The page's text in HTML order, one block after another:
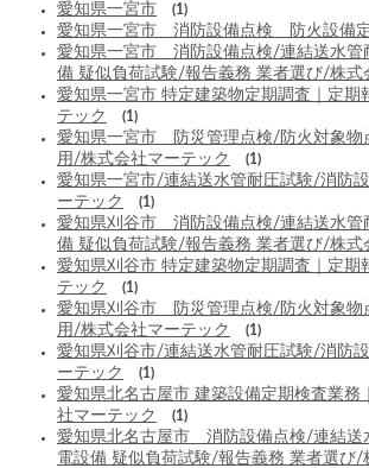
愛知県一宮市 (1)
愛知県一宮市 消防設備点検 防火設備
愛知県一宮市 消防設備点検/連結送水管
備 疑似負荷試験/報告義務 業者選び/株式
愛知県一宮市 特定建築物定期調査｜定期
テック
(1)
愛知県一宮市 防災管理点検/防火対象物
用/株式会社マーテック
(1)
愛知県一宮市/連結送水管耐圧試験/消防
ーテック
(1)
愛知県刈谷市 消防設備点検/連結送水管
備 疑似負荷試験/報告義務 業者選び/株式
愛知県刈谷市 特定建築物定期調査｜定期
テック
(1)
愛知県刈谷市 防災管理点検/防火対象物
用/株式会社マーテック
(1)
愛知県刈谷市/連結送水管耐圧試験/消防
ーテック
(1)
愛知県北名古屋市 建築設備定期検査業務
社マーテック
(1)
愛知県北名古屋市 消防設備点検/連結送
電設備 疑似負荷試験/報告義務 業者選び/